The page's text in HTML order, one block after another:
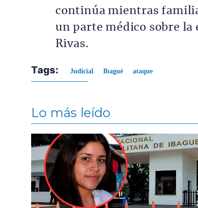
continúa mientras
un parte médico sobre la
Rivas.
Tags: Judicial Ibagué ataque
Lo más leído
Contenido multimedia principal